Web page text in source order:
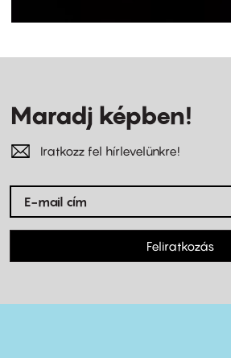
Maradj képben!
Iratkozz fel hírlevelünkre!
Feliratkozás